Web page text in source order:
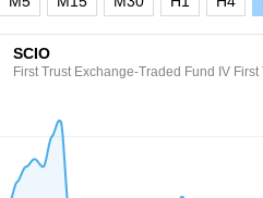
SCIO
First Trust Exchange-Traded Fund IV